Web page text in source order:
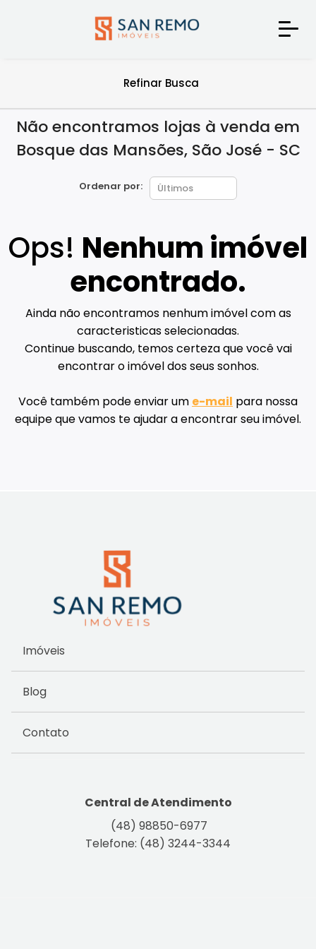
Refinar Busca
Não encontramos lojas à venda em
Bosque das Mansões, São José - SC
Ordenar por:
Ops! Nenhum imóvel
encontrado.
Ainda não encontramos nenhum imóvel com as
caracteristicas selecionadas.
Continue buscando, temos certeza que você vai
encontrar o imóvel dos seus sonhos.
Você também pode enviar um e-mail para nossa
equipe que vamos te ajudar a encontrar seu imóvel.
Imóveis
Blog
Contato
Central de Atendimento
(48) 98850-6977
Telefone: (48) 3244-3344